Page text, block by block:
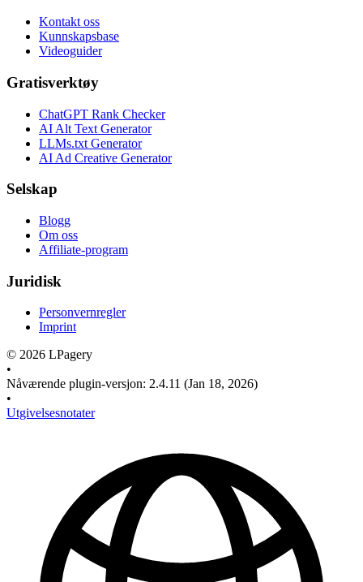
Kontakt oss
Kunnskapsbase
Videoguider
Gratisverktøy
ChatGPT Rank Checker
AI Alt Text Generator
LLMs.txt Generator
AI Ad Creative Generator
Selskap
Blogg
Om oss
Affiliate-program
Juridisk
Personvernregler
Imprint
© 2026 LPagery
•
Nåværende plugin-versjon: 2.4.11 (Jan 18, 2026)
•
Utgivelsesnotater